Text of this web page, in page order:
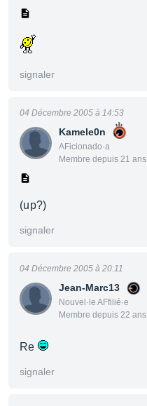
signaler
Kamele0n
AFicionado·a
Membre depuis 21 ans
04 Décembre 2005 à 14:53
(up?)
signaler
Jean-Marc13
Nouvel·le AFfilié·e
Membre depuis 22 ans
04 Décembre 2005 à 20:11
Re
signaler